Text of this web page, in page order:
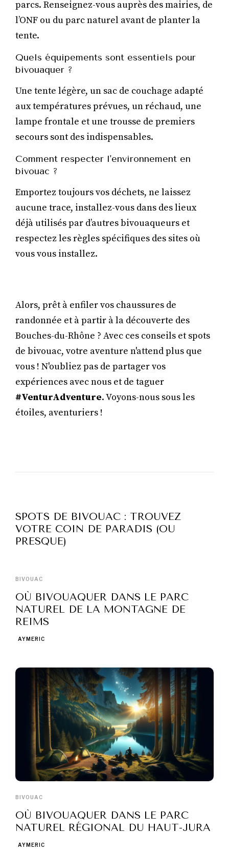
parcs. Renseignez-vous auprès des mairies, de
l’ONF ou du parc naturel avant de planter la
tente.
Quels équipements sont essentiels pour
bivouaquer ?
Une tente légère, un sac de couchage adapté
aux températures prévues, un réchaud, une
lampe frontale et une trousse de premiers
secours sont des indispensables.
Comment respecter l'environnement en
bivouac ?
Emportez toujours vos déchets, ne laissez
aucune trace, installez-vous dans des lieux
déjà utilisés par d’autres bivouaqueurs et
respectez les règles spécifiques des sites où
vous vous installez.
Alors, prêt à enfiler vos chaussures de
randonnée et à partir à la découverte des
Bouches-du-Rhône ? Avec ces conseils et spots
de bivouac, votre aventure n'attend plus que
vous ! N'oubliez pas de partager vos
expériences avec nous et de taguer
#VenturAdventure. Voyons-nous sous les
étoiles, aventuriers !
SPOTS DE BIVOUAC : TROUVEZ
VOTRE COIN DE PARADIS (OU
PRESQUE)
BIVOUAC
OÙ BIVOUAQUER DANS LE PARC
NATUREL DE LA MONTAGNE DE
REIMS
AYMERIC
BIVOUAC
OÙ BIVOUAQUER DANS LE PARC
NATUREL RÉGIONAL DU HAUT-JURA
AYMERIC